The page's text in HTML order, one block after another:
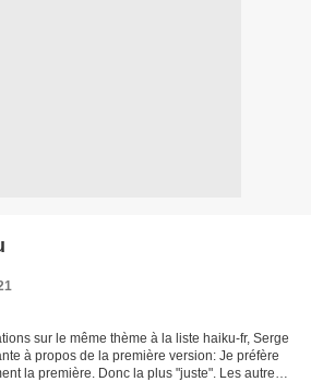
sur le même thème à la liste haiku-fr, Serge
à propos de la première version: Je préfère
la première. Donc la plus "juste". Les autres